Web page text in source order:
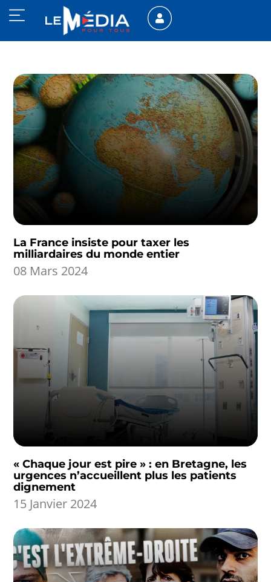
La France insiste pour taxer les
milliardaires du monde entier
08 Mars 2024
« Chaque jour est pire » : en Bretagne, les
urgences n’accueillent plus les patients
dignement
15 Janvier 2024